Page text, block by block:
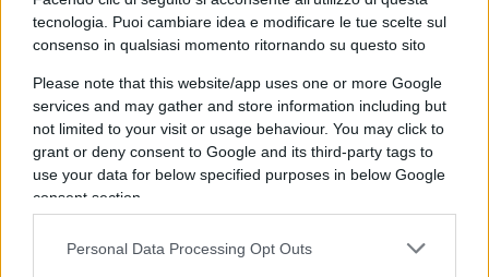
tecnologia. Puoi cambiare idea e modificare le tue scelte sul
consenso in qualsiasi momento ritornando su questo sito
Please note that this website/app uses one or more Google
services and may gather and store information including but
not limited to your visit or usage behaviour. You may click to
grant or deny consent to Google and its third-party tags to
use your data for below specified purposes in below Google
consent section.
Personal Data Processing Opt Outs
ha i suoi limiti e i suoi rischi. Niente. Basta dire
«diritti umani» per far diventare tutto buono e
giusto.
5. Immigrazionista. Tutti i migranti devono
sbarcare in Europa. È loro diritto: «Anche chi
opportunità ha diritto a un futuro». Una buona